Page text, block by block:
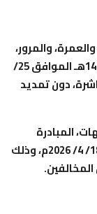
والمرور،
والخروج النهائي)، المنتهية من تاريخ 8/ 9/ 1447هـ الموافق 25/
دون تمديد
المبادرة
بالمغادرة قبل تاريخ 1/ 11/ 1447هـ الموافق 18/ 4/ 2026م، وذلك